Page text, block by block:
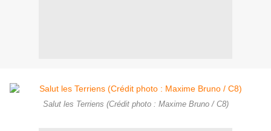
Salut les Terriens (Crédit photo : Maxime Bruno / C8)